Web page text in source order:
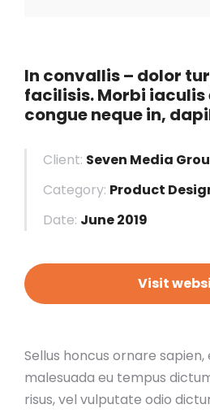
In convallis – dolor
facilisis. Morbi iaculis
congue neque in,
Client: Seven Media
Category: Product
Date: June 2019
Visit
Sellus honcus ornare
malesuada eu tempus
risus, vel vulputate odio